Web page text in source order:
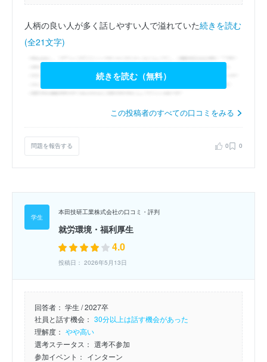
人柄の良い人が多く話しやすい人で溢れていた続きを読む
(全21文字)
続きを読む（無料）
この投稿者のすべての口コミをみる
問題を報告する 0 0
本田技研工業株式会社の口コミ・評判
就労環境・福利厚生
4.0
投稿日： 2026年5月13日
回答者： 学生 / 2027卒
社員と話す機会： 30分以上は話す機会があった
理解度： やや高い
選考ステータス： 選考不参加
参加イベント： インターン